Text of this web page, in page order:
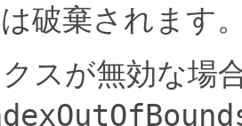
破棄されます
スが無効な場